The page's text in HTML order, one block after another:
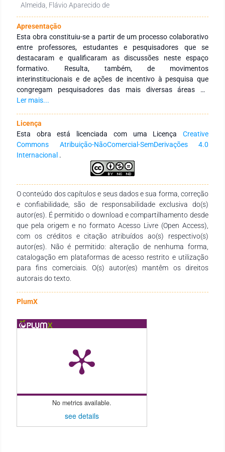
Almeida, Flávio Aparecido de
Apresentação
Esta obra constituiu-se a partir de um processo colaborativo
entre professores, estudantes e pesquisadores que se
destacaram e qualificaram as discussões neste espaço
formativo. Resulta, também, de movimentos
interinstitucionais e de ações de incentivo à pesquisa que
congregam pesquisadores das mais diversas áreas do
conhecimento e de diferentes Instituições de Educação
internacional. Tem como objetivo integrar ações
interinstitucionais nacionais e internacionais com redes de
pesquisa que tenham a finalidade de fomentar a formação
continuada dos profissionais da educação, por meio da
produção e socialização de conhecimentos das diversas
áreas do Saberes. Agradecemos aos autores pelo empenho,
disponibilidade e dedicação para o desenvolvimento e
conclusão dessa obra. Esperamos também que esta obra
sirva de instrumento didático-pedagógico para estudantes,
professores dos diversos níveis de ensino em seus trabalhos e
demais interessados pela temática.
Ler mais...
Licença
Esta obra está licenciada com uma Licença Creative
Commons Atribuição-NãoComercial-SemDerivações 4.0
Internacional .
O conteúdo dos capítulos e seus dados e sua forma, correção
e confiabilidade, são de responsabilidade exclusiva do(s)
autor(es). É permitido o download e compartilhamento desde
que pela origem e no formato Acesso Livre (Open Access),
com os créditos e citação atribuídos ao(s) respectivo(s)
autor(es). Não é permitido: alteração de nenhuma forma,
catalogação em plataformas de acesso restrito e utilização
para fins comerciais. O(s) autor(es) mantêm os direitos
autorais do texto.
PlumX
No metrics available.
see details